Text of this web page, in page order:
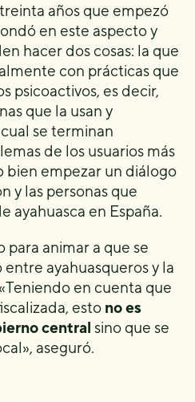
años que empezó
en este aspecto y
hacer dos cosas: la que
con prácticas que
psicoactivos, es decir,
que la usan y
se terminan
de los usuarios más
bien empezar un diálogo
y las personas que
ayahuasca en España.
para animar a que se
ayahuasqueros y la
en cuenta que
esto no es
central sino que se
aseguró.